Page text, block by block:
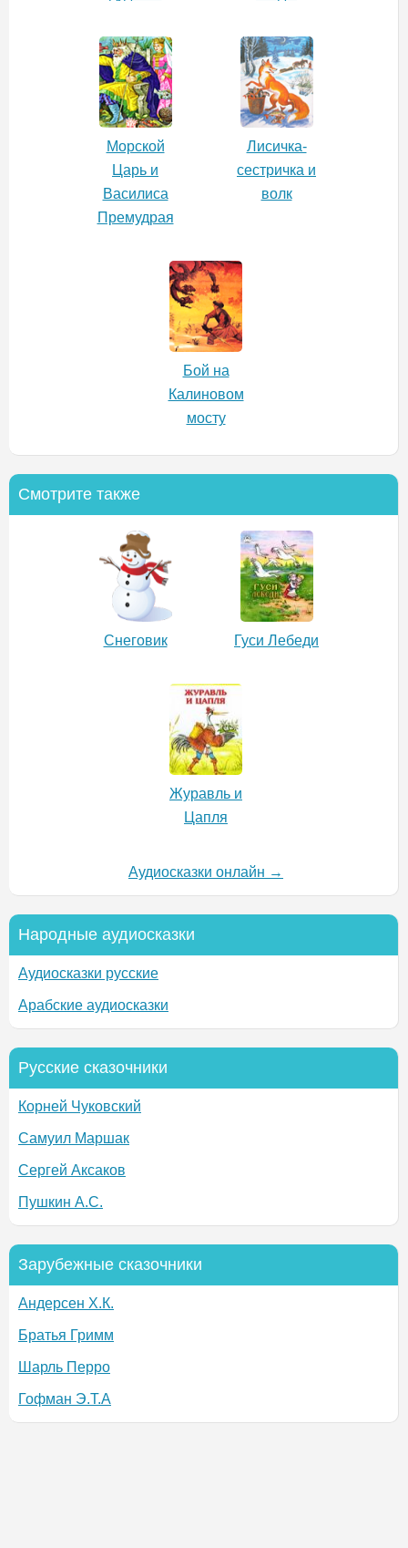
Морской
Царь и
Василиса
Премудрая
Лисичка-
сестричка и
волк
Бой на
Калиновом
мосту
Смотрите также
Снеговик Гуси Лебеди
Журавль и
Цапля
Аудиосказки онлайн →
Народные аудиосказки
Аудиосказки русские
Арабские аудиосказки
Русские сказочники
Корней Чуковский
Самуил Маршак
Сергей Аксаков
Пушкин А.С.
Зарубежные сказочники
Андерсен Х.К.
Братья Гримм
Шарль Перро
Гофман Э.Т.А